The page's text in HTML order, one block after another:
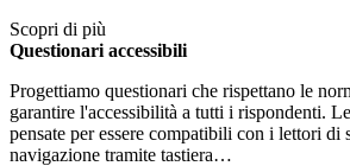
Scopri di più
Questionari accessibili
Progettiamo questionari che rispettano le
garantire l'accessibilità a tutti i rispondenti.
pensate per essere compatibili con i lettori di
navigazione tramite tastiera…